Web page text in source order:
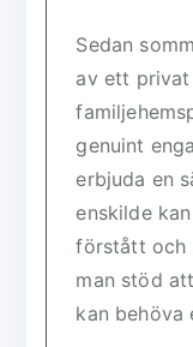
Sedan
av ett
genuint
erbjuda en
enskilde
förstått och
man stöd
kan